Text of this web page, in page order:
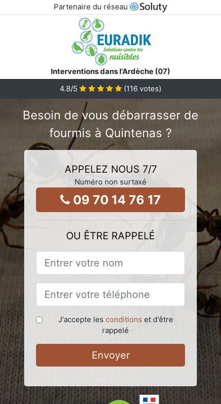
Partenaire du réseau
Interventions dans l'Ardèche (07)
4.8/5 (116 votes)
Besoin de vous débarrasser de
fourmis à Quintenas ?
APPELEZ NOUS 7/7
Numéro non surtaxé
09 70 14 76 17
OU ÊTRE RAPPELÉ
J'accepte les conditions et d'être
rappelé
Envoyer